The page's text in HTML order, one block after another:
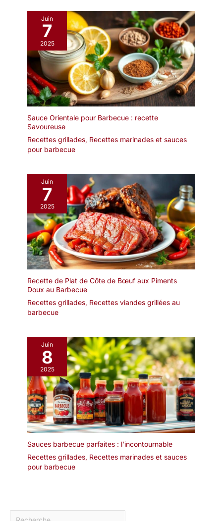
pour une flexibilité
maximale jusqu'à 260°C.
GARANTIE ETENDUE DE
15 ANS : Bénéficiez d'une
garantie étendue de 15
ans, accompagnée d'un
atelier SAV en France,
offrant ainsi la confiance
et la tranquillité d'esprit
prolongée et fiable.
querouana (plat avec
couvercle) diamètre : 20
cm- 1 plat tebsi diamètre
: 33 cm- Produit aliment
Fabrication artisanale
Décoré à la main Idéal
pour un cadeau Articles
coordonnés et autres
coloris disponibles
Juin
7
2025
Sauce Orientale pour Barbecue : recette
Savoureuse
Recettes grillades, Recettes marinades et sauces
pour barbecue
Juin
7
2025
Recette de Plat de Côte de Bœuf aux Piments
Doux au Barbecue
Recettes grillades, Recettes viandes grillées au
barbecue
Juin
8
2025
Sauces barbecue parfaites : l’incontournable
Recettes grillades, Recettes marinades et sauces
pour barbecue